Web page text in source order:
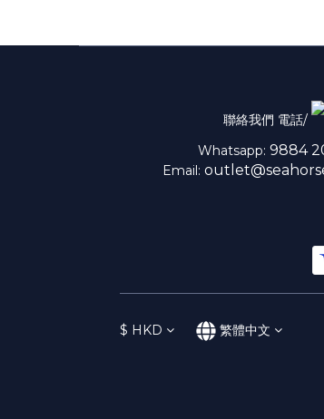
聯絡我們 電話/
Whatsapp: 9884
Email:
$ HKD 繁體中文